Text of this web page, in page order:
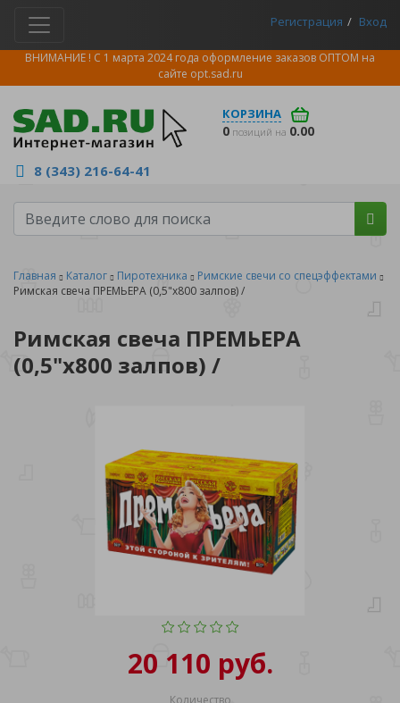
Регистрация Вход
ВНИМАНИЕ ! С 1 марта 2024 года оформление заказов ОПТОМ на
сайте opt.sad.ru
КОРЗИНА
0 позиций на 0.00
8 (343) 216-64-41
Главная Каталог Пиротехника
Римские свечи со спецэффектами
Римская свеча ПРЕМЬЕРА (0,5"х800 залпов) /
Римская свеча ПРЕМЬЕРА
(0,5"х800 залпов) /
20 110 руб.